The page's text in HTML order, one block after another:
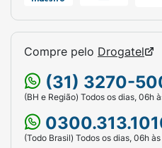
Compre pelo Drogatel
(31) 3270-
(BH e Região) Todos os dias, 06h
(Todo Brasil) Todos os dias, 06h